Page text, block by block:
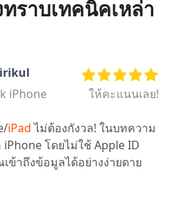
ราบเทคนิคเหล่า
iPhone ให้คะแนนเลย!
iPadไม่ต้องกังวล! ในบทความ
โดยไม่ใช้ Apple ID
ข้าถึงข้อมูลได้อย่างง่ายดาย